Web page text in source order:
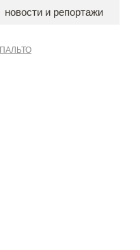
новости и репортажи
ПАЛЬТО